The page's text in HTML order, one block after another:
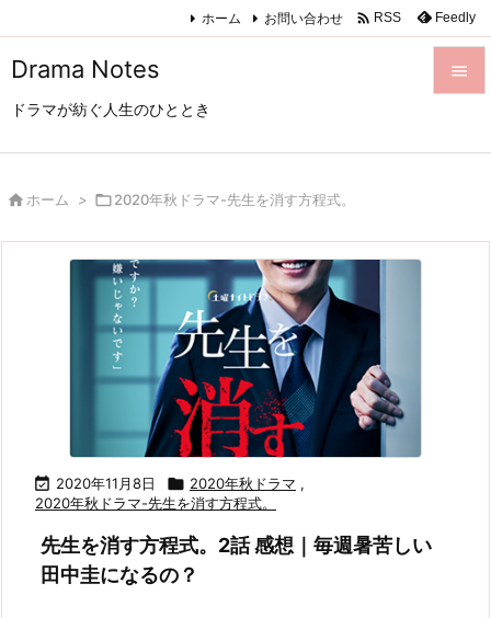
Drama Notes
ドラマが紡ぐ人生のひととき

ホーム お問い合わせ  RSS Feedly
 ホーム > 2020年秋ドラマ-先生を消す方程式。
 2020年11月8日  2020年秋ドラマ ,
2020年秋ドラマ-先生を消す方程式。
先生を消す方程式。2話 感想｜毎週暑苦しい
田中圭になるの？